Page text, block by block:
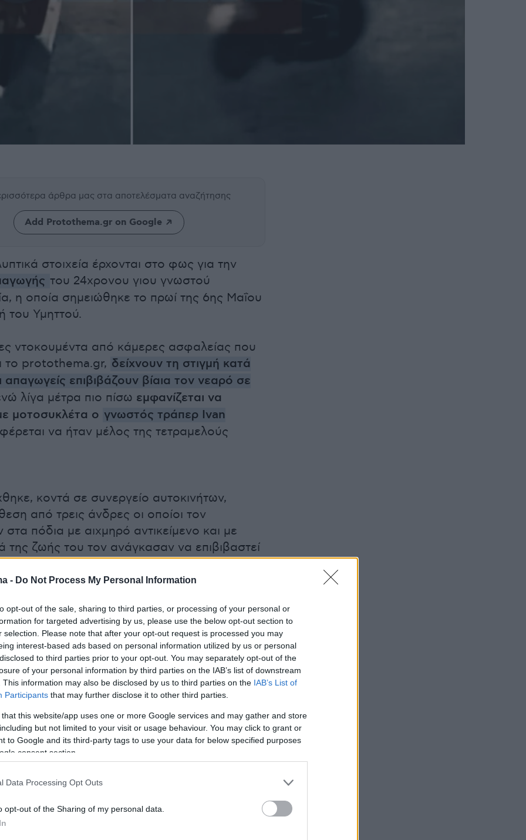
- Do Not Process My Personal Information
opt-out of the sale, sharing to third parties, or processing of your personal or
for targeted advertising by us, please use the below opt-out section to
selection. Please note that after your opt-out request is processed you may
interest-based ads based on personal information utilized by us or personal
to third parties prior to your opt-out. You may separately opt-out of the
of your personal information by third parties on the IAB’s list of downstream
This information may also be disclosed by us to third parties on the IAB’s List of
Participants that may further disclose it to other third parties.
that this website/app uses one or more Google services and may gather and store
but not limited to your visit or usage behaviour. You may click to grant or
to Google and its third-party tags to use your data for below specified purposes
consent section.
Data Processing Opt Outs
opt-out of the Sharing of my personal data.
άρθρα μας στα αποτελέσματα αναζήτησης
Add Protothema.gr on Google
στοιχεία έρχονται στο φως για την
του 24χρονου γιου γνωστού
η οποία σημειώθηκε το πρωί της 6ης Μαΐου
του Υμηττού.
ντοκουμέντα από κάμερες ασφαλείας που
το protothema.gr, δείχνουν τη στιγμή κατά
απαγωγείς επιβιβάζουν βίαια τον νεαρό σε
λίγα μέτρα πιο πίσω εμφανίζεται να
μοτοσυκλέτα ο γνωστός τράπερ Ivan
να ήταν μέλος της τετραμελούς
κοντά σε συνεργείο αυτοκινήτων,
από τρεις άνδρες οι οποίοι τον
στα πόδια με αιχμηρό αντικείμενο και με
της ζωής του τον ανάγκασαν να επιβιβαστεί
προορισμό ερημική παραλία στη
με πυροβόλο όπλο.
ντοκουμέντα: